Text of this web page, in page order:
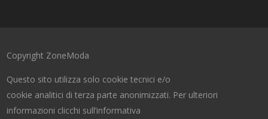
Copyright ZoneModa
Questo sito utilizza solo cookie tecnici e/o
cookie analitici di terza parte anonimizzati. Per ulteriori
informazioni clicchi sull’informativa